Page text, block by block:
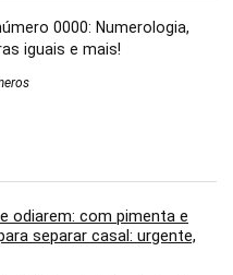
0000: Numerologia,
iguais e mais!
odiarem: com pimenta e
separar casal: urgente,